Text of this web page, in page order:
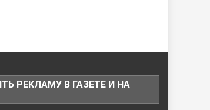
РЕКЛАМУ В ГАЗЕТЕ И НА